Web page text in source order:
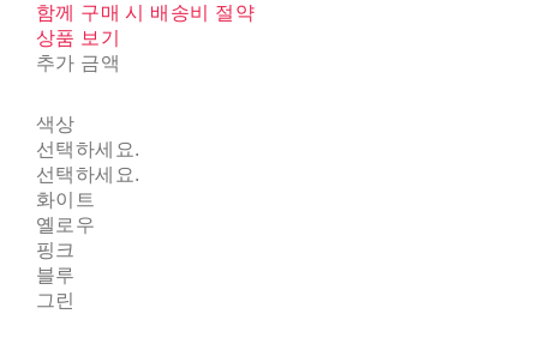
함께 구매 시 배송비 절약
상품 보기
추가 금액
색상
선택하세요.
선택하세요.
화이트
옐로우
핑크
블루
그린